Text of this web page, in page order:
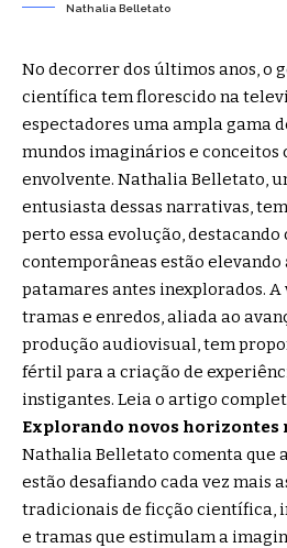
Nathalia Belletato
No decorrer dos últimos anos, o
científica tem florescido na
espectadores uma ampla gama
mundos imaginários e conceitos
envolvente. Nathalia Belletato ,
entusiasta dessas narrativas,
perto essa evolução, destacando
contemporâneas estão
patamares antes inexplorados.
tramas e enredos, aliada ao
produção audiovisual, tem
fértil para a criação de
instigantes. Leia o artigo
Explorando novos horizontes
Nathalia Belletato comenta que
estão desafiando cada vez mais
tradicionais de ficção científica,
e tramas que estimulam a